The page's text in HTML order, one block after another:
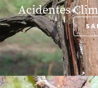
Acidentes